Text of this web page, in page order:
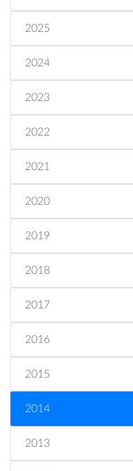
2025
2024
2023
2022
2021
2020
2019
2018
2017
2016
2015
2014
2013